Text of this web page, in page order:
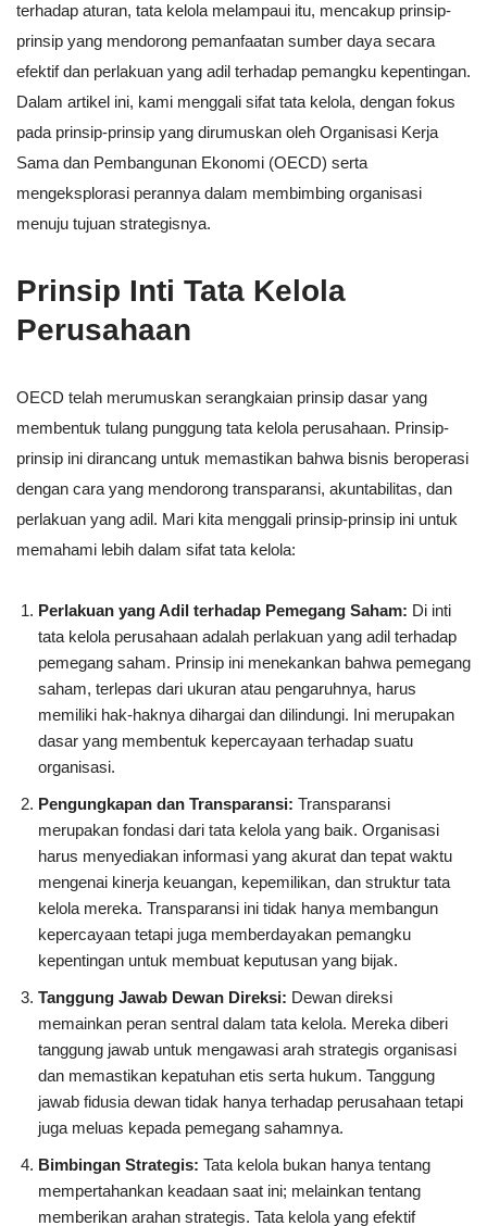
terhadap aturan, tata kelola melampaui itu, mencakup prinsip-
prinsip yang mendorong pemanfaatan sumber daya secara
efektif dan perlakuan yang adil terhadap pemangku kepentingan.
Dalam artikel ini, kami menggali sifat tata kelola, dengan fokus
pada prinsip-prinsip yang dirumuskan oleh Organisasi Kerja
Sama dan Pembangunan Ekonomi (OECD) serta
mengeksplorasi perannya dalam membimbing organisasi
menuju tujuan strategisnya.
Prinsip Inti Tata Kelola
Perusahaan
OECD telah merumuskan serangkaian prinsip dasar yang
membentuk tulang punggung tata kelola perusahaan. Prinsip-
prinsip ini dirancang untuk memastikan bahwa bisnis beroperasi
dengan cara yang mendorong transparansi, akuntabilitas, dan
perlakuan yang adil. Mari kita menggali prinsip-prinsip ini untuk
memahami lebih dalam sifat tata kelola:
Perlakuan yang Adil terhadap Pemegang Saham: Di inti
tata kelola perusahaan adalah perlakuan yang adil terhadap
pemegang saham. Prinsip ini menekankan bahwa pemegang
saham, terlepas dari ukuran atau pengaruhnya, harus
memiliki hak-haknya dihargai dan dilindungi. Ini merupakan
dasar yang membentuk kepercayaan terhadap suatu
organisasi.
Pengungkapan dan Transparansi: Transparansi
merupakan fondasi dari tata kelola yang baik. Organisasi
harus menyediakan informasi yang akurat dan tepat waktu
mengenai kinerja keuangan, kepemilikan, dan struktur tata
kelola mereka. Transparansi ini tidak hanya membangun
kepercayaan tetapi juga memberdayakan pemangku
kepentingan untuk membuat keputusan yang bijak.
Tanggung Jawab Dewan Direksi: Dewan direksi
memainkan peran sentral dalam tata kelola. Mereka diberi
tanggung jawab untuk mengawasi arah strategis organisasi
dan memastikan kepatuhan etis serta hukum. Tanggung
jawab fidusia dewan tidak hanya terhadap perusahaan tetapi
juga meluas kepada pemegang sahamnya.
Bimbingan Strategis: Tata kelola bukan hanya tentang
mempertahankan keadaan saat ini; melainkan tentang
memberikan arahan strategis. Tata kelola yang efektif